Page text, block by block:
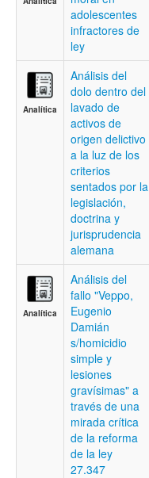
adolescentes
infractores de
ley
Analítica
Análisis del
dolo dentro del
lavado de
activos de
origen delictivo
a la luz de los
criterios
sentados por la
legislación,
doctrina y
jurisprudencia
alemana
Analítica
Análisis del
fallo "Veppo,
Eugenio
Damián
s/homicidio
simple y
lesiones
gravísimas" a
través de una
mirada crítica
de la reforma
de la ley
27.347